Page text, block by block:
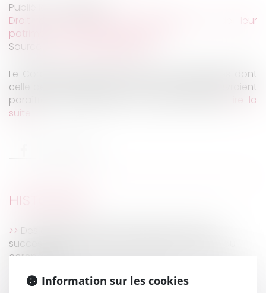
Publié le :
Droit de la famille, des personnes et de leur
patrimoine
Source :
Le Coronavirus impacte toutes les procédures dont
celle de divorce bien entendu. Deux textes devraient
paraître prochainement au Journal officiel…
Lire la
suite
HISTORIQUE
Des députés veulent exonérer de droits de
succession les proches de soignants victimes du
coronavirus
Covid-19 et incidences sur les jours de congé, les
RTT, les temps de travail et de repos
Information sur les cookies